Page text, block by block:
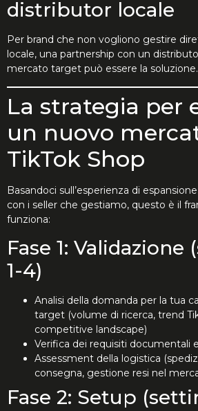
distributor locale
Per brand che non vogliono gestire
locale, una partnership con un
mercato target può essere la soluzione.
La strategia per
un nuovo
TikTok Shop
Basandoci sull’esperienza di
con i seller che gestiamo, questo è il
funziona:
Fase 1:
1-4)
Analisi della domanda per la tua
target (volume di ricerca, trend
competitive landscape)
Verifica dei requisiti documentali
Assessment della logistica
consegna, gestione resi nel
Fase 2: Setup